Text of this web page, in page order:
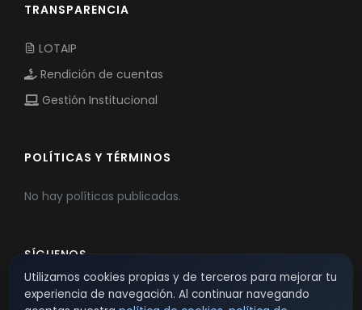
TRANSPARENCIA
LOTAIP
Rendición de cuentas
Gestión Institucional
POLÍTICAS Y TÉRMINOS
No hay políticas publicadas.
SÍGUENOS
Utilizamos cookies propias y de terceros para mejorar tu
experiencia de navegación. Al continuar navegando